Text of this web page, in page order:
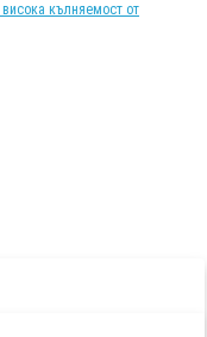
кълняемост от